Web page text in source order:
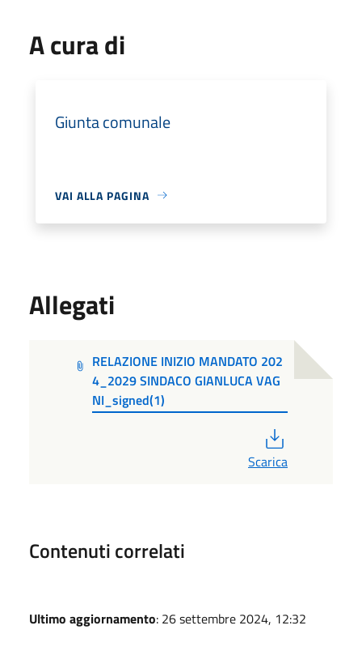
A cura di
Giunta comunale
VAI ALLA PAGINA
Allegati
RELAZIONE INIZIO MANDATO 202
4_2029 SINDACO GIANLUCA VAG
NI_signed(1)
Scarica
Contenuti correlati
Ultimo aggiornamento: 26 settembre 2024, 12:32